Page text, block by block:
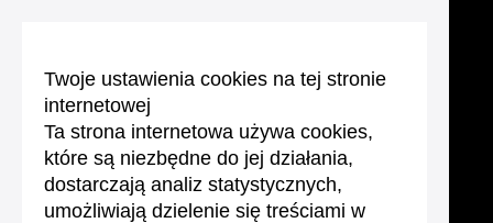
Twoje ustawienia cookies na tej stronie
internetowej
Ta strona internetowa używa cookies,
które są niezbędne do jej działania,
dostarczają analiz statystycznych,
umożliwiają dzielenie się treściami w